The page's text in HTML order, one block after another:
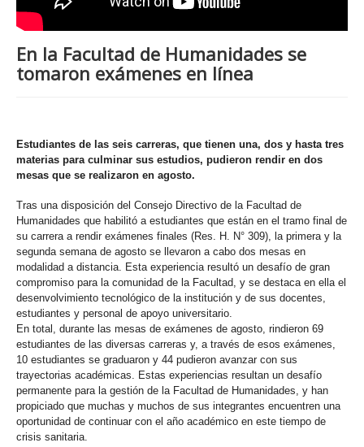
En la Facultad de Humanidades se
tomaron exámenes en línea
Estudiantes de las seis carreras, que tienen una, dos y hasta tres
materias para culminar sus estudios, pudieron rendir en dos
mesas que se realizaron en agosto.
Tras una disposición del Consejo Directivo de la Facultad de
Humanidades que habilitó a estudiantes que están en el tramo final de
su carrera a rendir exámenes finales (Res. H. N° 309), la primera y la
segunda semana de agosto se llevaron a cabo dos mesas en
modalidad a distancia. Esta experiencia resultó un desafío de gran
compromiso para la comunidad de la Facultad, y se destaca en ella el
desenvolvimiento tecnológico de la institución y de sus docentes,
estudiantes y personal de apoyo universitario.
En total, durante las mesas de exámenes de agosto, rindieron 69
estudiantes de las diversas carreras y, a través de esos exámenes,
10 estudiantes se graduaron y 44 pudieron avanzar con sus
trayectorias académicas. Estas experiencias resultan un desafío
permanente para la gestión de la Facultad de Humanidades, y han
propiciado que muchas y muchos de sus integrantes encuentren una
oportunidad de continuar con el año académico en este tiempo de
crisis sanitaria.